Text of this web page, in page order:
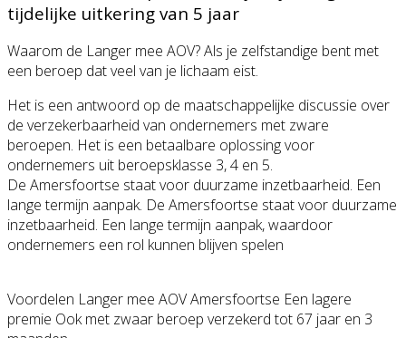
tijdelijke uitkering van 5 jaar
Waarom de Langer mee AOV? Als je zelfstandige bent met
een beroep dat veel van je lichaam eist.
Het is een antwoord op de maatschappelijke discussie over
de verzekerbaarheid van ondernemers met zware
beroepen. Het is een betaalbare oplossing voor
ondernemers uit beroepsklasse 3, 4 en 5.
De Amersfoortse staat voor duurzame inzetbaarheid. Een
lange termijn aanpak. De Amersfoortse staat voor duurzame
inzetbaarheid. Een lange termijn aanpak, waardoor
ondernemers een rol kunnen blijven spelen
Voordelen Langer mee AOV Amersfoortse Een lagere
premie Ook met zwaar beroep verzekerd tot 67 jaar en 3